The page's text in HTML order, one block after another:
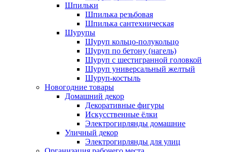
Шпильки
Шпилька резьбовая
Шпилька сантехническая
Шурупы
Шуруп кольцо-полукольцо
Шуруп по бетону (нагель)
Шуруп с шестигранной головкой
Шуруп универсальный желтый
Шуруп-костыль
Новогодние товары
Домашний декор
Декоративные фигуры
Искусственные ёлки
Электрогирлянды домашние
Уличный декор
Электрогирлянды для улиц